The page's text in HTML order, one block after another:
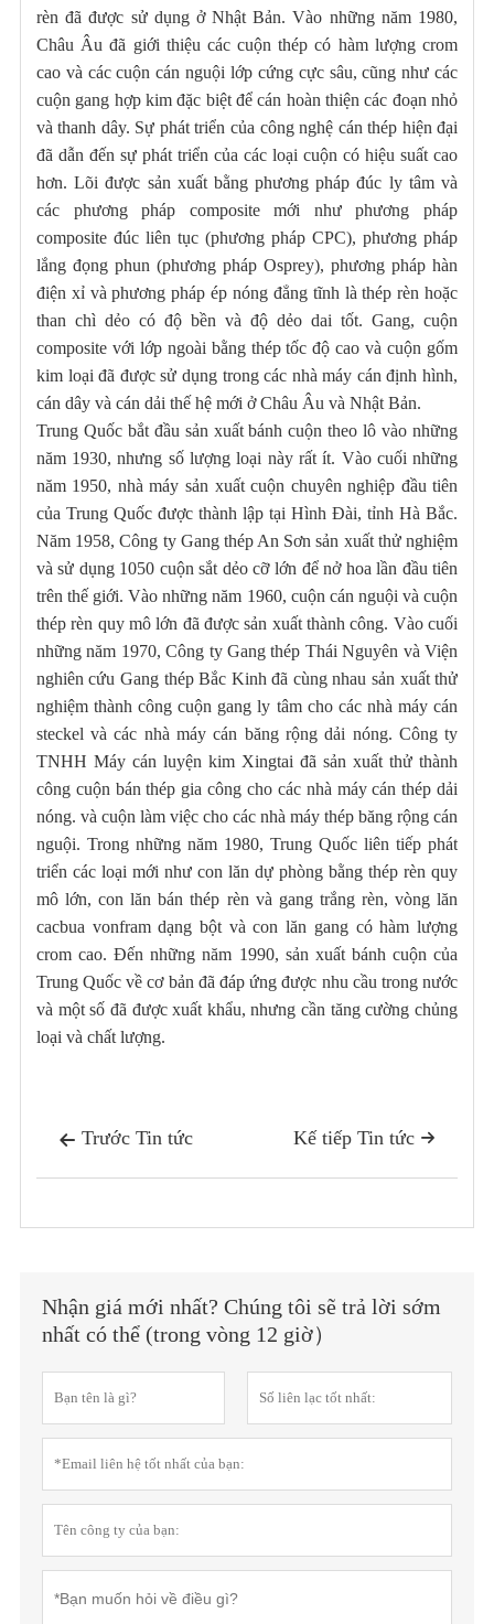
rèn đã được sử dụng ở Nhật Bản. Vào những năm 1980,
Châu Âu đã giới thiệu các cuộn thép có hàm lượng crom
cao và các cuộn cán nguội lớp cứng cực sâu, cũng như các
cuộn gang hợp kim đặc biệt để cán hoàn thiện các đoạn nhỏ
và thanh dây. Sự phát triển của công nghệ cán thép hiện đại
đã dẫn đến sự phát triển của các loại cuộn có hiệu suất cao
hơn. Lõi được sản xuất bằng phương pháp đúc ly tâm và
các phương pháp composite mới như phương pháp
composite đúc liên tục (phương pháp CPC), phương pháp
lắng đọng phun (phương pháp Osprey), phương pháp hàn
điện xỉ và phương pháp ép nóng đẳng tĩnh là thép rèn hoặc
than chì dẻo có độ bền và độ dẻo dai tốt. Gang, cuộn
composite với lớp ngoài bằng thép tốc độ cao và cuộn gốm
kim loại đã được sử dụng trong các nhà máy cán định hình,
cán dây và cán dải thế hệ mới ở Châu Âu và Nhật Bản.
Trung Quốc bắt đầu sản xuất bánh cuộn theo lô vào những
năm 1930, nhưng số lượng loại này rất ít. Vào cuối những
năm 1950, nhà máy sản xuất cuộn chuyên nghiệp đầu tiên
của Trung Quốc được thành lập tại Hình Đài, tỉnh Hà Bắc.
Năm 1958, Công ty Gang thép An Sơn sản xuất thử nghiệm
và sử dụng 1050 cuộn sắt dẻo cỡ lớn để nở hoa lần đầu tiên
trên thế giới. Vào những năm 1960, cuộn cán nguội và cuộn
thép rèn quy mô lớn đã được sản xuất thành công. Vào cuối
những năm 1970, Công ty Gang thép Thái Nguyên và Viện
nghiên cứu Gang thép Bắc Kinh đã cùng nhau sản xuất thử
nghiệm thành công cuộn gang ly tâm cho các nhà máy cán
steckel và các nhà máy cán băng rộng dải nóng. Công ty
TNHH Máy cán luyện kim Xingtai đã sản xuất thử thành
công cuộn bán thép gia công cho các nhà máy cán thép dải
nóng. và cuộn làm việc cho các nhà máy thép băng rộng cán
nguội. Trong những năm 1980, Trung Quốc liên tiếp phát
triển các loại mới như con lăn dự phòng bằng thép rèn quy
mô lớn, con lăn bán thép rèn và gang trắng rèn, vòng lăn
cacbua vonfram dạng bột và con lăn gang có hàm lượng
crom cao. Đến những năm 1990, sản xuất bánh cuộn của
Trung Quốc về cơ bản đã đáp ứng được nhu cầu trong nước
và một số đã được xuất khẩu, nhưng cần tăng cường chủng
loại và chất lượng.
 Trước Tin tức 
Kế tiếp Tin tức
Nhận giá mới nhất? Chúng tôi sẽ trả lời sớm
nhất có thể (trong vòng 12 giờ）